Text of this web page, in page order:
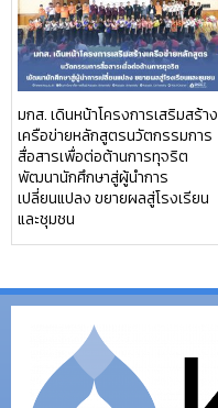
มกส. เดินหน้าโครงการเสริมสร้าง
เครือข่ายหลักสูตรนวัตกรรมการ
สื่อสารเพื่อต่อต้านการทุจริต
พัฒนานักศึกษาสู่ผู้นำการ
เปลี่ยนแปลง ขยายผลสู่โรงเรียน
และชุมชน